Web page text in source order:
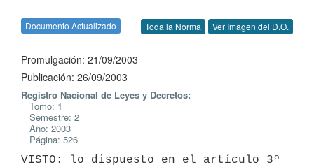
Documento Actualizado Toda la Norma Ver Imagen del D.O.
Promulgación: 21/09/2003
Publicación: 26/09/2003
Registro Nacional de Leyes y Decretos:
Tomo: 1
Semestre: 2
Año: 2003
Página: 526
VISTO: lo dispuesto en el artículo 3º